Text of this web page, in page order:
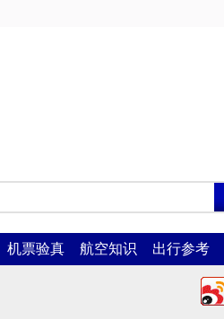
机票验真 航空知识 出行参考